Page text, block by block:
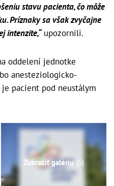
stavu pacienta, čo môže
Príznaky sa však zvyčajne
intenzite,“upozornili.
oddelení jednotke
anesteziologicko-
pacient pod neustálym
Zobraziť galériu (6)